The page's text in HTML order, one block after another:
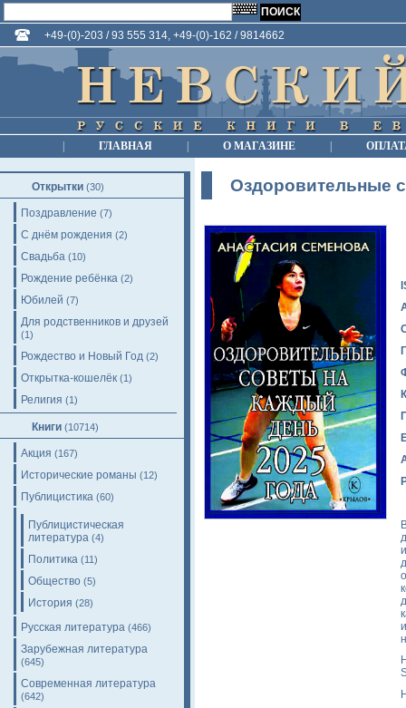
+49-(0)-203 / 93 555 314, +49-(0)-162 / 9814662
ГЛАВНАЯ О МАГАЗИНЕ
Открытки (30)
Поздравление (7)
С днём рождения (2)
Свадьба (10)
Рождение ребёнка (2)
Юбилей (7)
Для родственников и друзей
(1)
Рождество и Новый Год (2)
Открытка-кошелёк (1)
Религия (1)
Книги (10714)
Акция (167)
Исторические романы (12)
Публицистика (60)
Публицистическая
литература (4)
Политика (11)
Общество (5)
История (28)
Русская литература (466)
Зарубежная литература
(645)
Современная литература
(642)
Оздоровительные